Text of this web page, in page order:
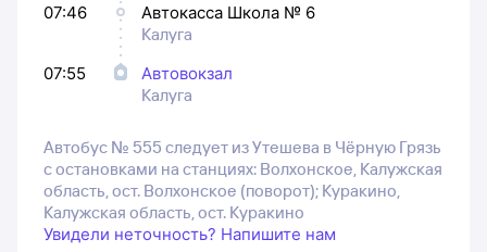
07:46
Автокасса Школа № 6
Калуга
07:55
Автовокзал
Калуга
Автобус № 555 следует из Утешева в Чёрную Грязь
с остановками на станциях: Волхонское, Калужская
область, ост. Волхонское (поворот); Куракино,
Калужская область, ост. Куракино
Увидели неточность? Напишите нам